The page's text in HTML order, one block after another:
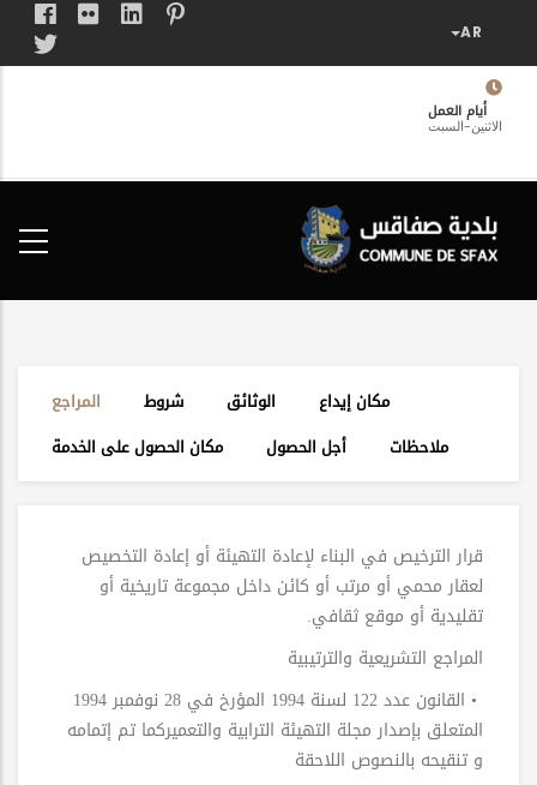
المحتوى
الرئيسيأيام العمل
الاثنين-السبت
المراجع شروط الوثائق
مكان إيداع
مكان الحصول على الخدمة
أجل الحصول ملاحظات
قرار الترخيص في البناء لإعادة التهيئة أو إعادة التخصيص
لعقار محمي أو مرتب أو كائن داخل مجموعة تاريخية أو
تقليدية أو موقع ثقافي.
المراجع التشريعية والترتيبية
• القانون عدد 122 لسنة 1994 المؤرخ في 28 نوفمبر 1994
المتعلق بإصدار مجلة التهيئة الترابية والتعميركما تم إتمامه
و تنقيحه بالنصوص اللاحقة